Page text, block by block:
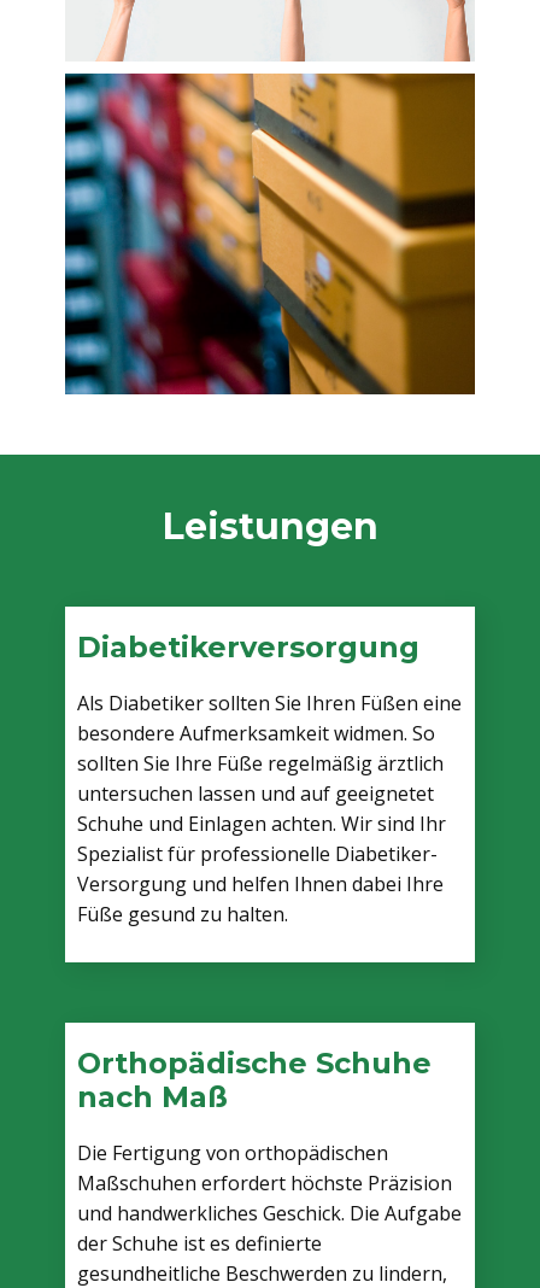
Leistungen
Diabetikerversorgung
Als Diabetiker sollten Sie Ihren Füßen eine
besondere Aufmerksamkeit widmen. So
sollten Sie Ihre Füße regelmäßig ärztlich
untersuchen lassen und auf geeignetet
Schuhe und Einlagen achten. Wir sind Ihr
Spezialist für professionelle Diabetiker-
Versorgung und helfen Ihnen dabei Ihre
Füße gesund zu halten.
Orthopädische Schuhe
nach Maß
Die Fertigung von orthopädischen
Maßschuhen erfordert höchste Präzision
und handwerkliches Geschick. Die Aufgabe
der Schuhe ist es definierte
gesundheitliche Beschwerden zu lindern,